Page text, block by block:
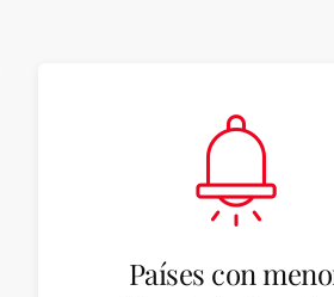
Países con